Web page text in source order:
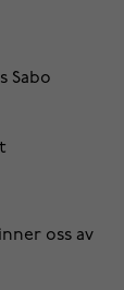
Sabo
oss av